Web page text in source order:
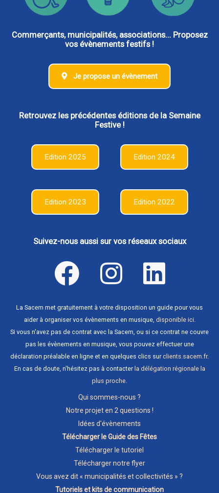
Commerçants, municipalités, associations... Proposez
vos évènements festifs !
Je propose un évènement
Retrouvez les précédentes éditions de la Semaine
Festive !
Edition 2025 Edition 2024
Edition 2023 Edition 2022
Suivez-nous aussi sur vos réseaux sociaux
La Sacem met gratuitement à votre disposition un guide pour vous
aider à organiser vos évènements en musique, disponible ici.
Si vous n'avez pas de contrat avec la Sacem, ou si ce contrat ne couvre
pas les évènements en musique, vous pouvez effectuer une
déclaration préalable en ligne et en quelques clics surclients.sacem.fr.
En cas de doute, n'hésitez pas à contacter la délégation régionale la
plus proche.
Qui sommes-nous ?
Notre projet en 2 questions !
Idées d'évènements
Télécharger le Guide des Fêtes
Télécharger le tutoriel
Télécharger notre flyer
Vous avez dit « municipalités et collectivités » ?
Tutoriels et kits de communication